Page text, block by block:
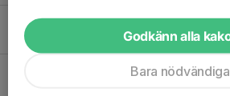
Luna Berntsson
Malte Emretsson
Godkänn alla
Bara nödvändiga